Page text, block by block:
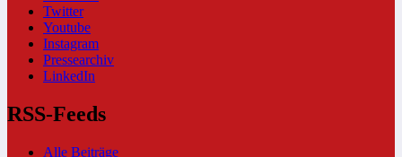
Twitter
Youtube
Instagram
Pressearchiv
LinkedIn
RSS-Feeds
Alle Beiträge